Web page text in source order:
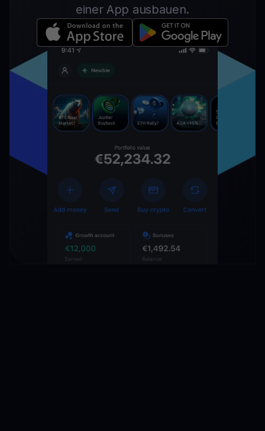
einer App ausbauen.